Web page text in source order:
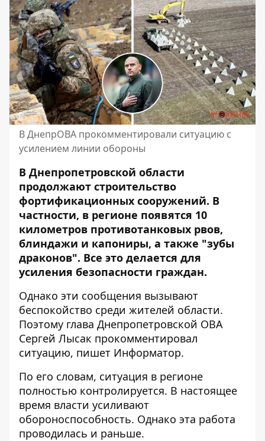
В ДнепрОВА прокомментировали ситуацию с
усилением линии обороны
В Днепропетровской области
продолжают строительство
фортификационных сооружений. В
частности, в регионе появятся 10
километров противотанковых рвов,
блиндажи и капониры, а также "зубы
драконов". Все это делается для
усиления безопасности граждан.
Однако эти сообщения вызывают
беспокойство среди жителей области.
Поэтому глава Днепропетровской ОВА
Сергей Лысак прокомментировал
ситуацию, пишет Информатор.
По его словам, ситуация в регионе
полностью контролируется. В настоящее
время власти усиливают
обороноспособность. Однако эта работа
проводилась и раньше.